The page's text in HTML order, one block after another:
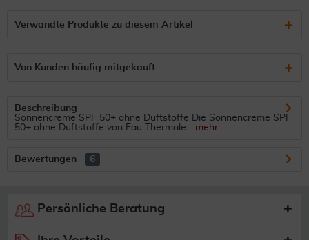
Verwandte Produkte zu diesem Artikel
Von Kunden häufig mitgekauft
Beschreibung
Sonnencreme SPF 50+ ohne Duftstoffe Die Sonnencreme SPF
50+ ohne Duftstoffe von Eau Thermale... mehr
Bewertungen 6
Persönliche Beratung